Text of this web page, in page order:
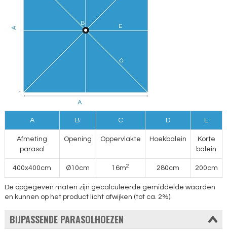
A B C D E
Afmeting
parasol
Opening Oppervlakte Hoekbalein
Korte
balein
400x400cm Ø10cm 16m2 280cm 200cm
De opgegeven maten zijn gecalculeerde gemiddelde waarden
en kunnen op het product licht afwijken (tot ca. 2%).
BIJPASSENDE PARASOLHOEZEN